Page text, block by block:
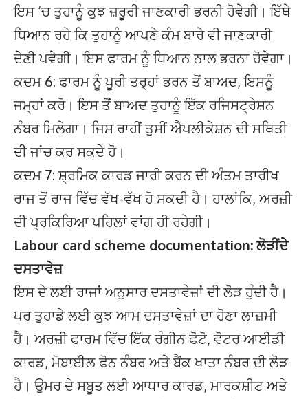
ਇਸ ‘ਚ ਤੁਹਾਨੂੰ ਕੁਝ ਜ਼ਰੂਰੀ ਜਾਣਕਾਰੀ ਭਰਨੀ ਹੋਵੇਗੀ। ਇੱਥੇ
ਧਿਆਨ ਰਹੇ ਕਿ ਤੁਹਾਨੂੰ ਆਪਣੇ ਕੰਮ ਬਾਰੇ ਵੀ ਜਾਣਕਾਰੀ
ਦੇਣੀ ਪਵੇਗੀ। ਇਸ ਫਾਰਮ ਨੂੰ ਧਿਆਨ ਨਾਲ ਭਰਨਾ ਹੋਵੇਗਾ।
ਕਦਮ 6: ਫਾਰਮ ਨੂੰ ਪੂਰੀ ਤਰ੍ਹਾਂ ਭਰਨ ਤੋਂ ਬਾਅਦ, ਇਸਨੂੰ
ਜਮ੍ਹਾਂ ਕਰੋ। ਇਸ ਤੋਂ ਬਾਅਦ ਤੁਹਾਨੂੰ ਇੱਕ ਰਜਿਸਟ੍ਰੇਸ਼ਨ
ਨੰਬਰ ਮਿਲੇਗਾ। ਜਿਸ ਰਾਹੀਂ ਤੁਸੀਂ ਐਪਲੀਕੇਸ਼ਨ ਦੀ ਸਥਿਤੀ
ਦੀ ਜਾਂਚ ਕਰ ਸਕਦੇ ਹੋ।
ਕਦਮ 7: ਸ਼੍ਰਮਿਕ ਕਾਰਡ ਜਾਰੀ ਕਰਨ ਦੀ ਅੰਤਮ ਤਾਰੀਖ
ਰਾਜ ਤੋਂ ਰਾਜ ਵਿੱਚ ਵੱਖ-ਵੱਖ ਹੋ ਸਕਦੀ ਹੈ। ਹਾਲਾਂਕਿ, ਅਰਜ਼ੀ
ਦੀ ਪ੍ਰਕਿਰਿਆ ਪਹਿਲਾਂ ਵਾਂਗ ਹੀ ਰਹੇਗੀ।
Labour card scheme documentation: ਲੋੜੀਂਦੇ
ਦਸਤਾਵੇਜ਼
ਇਸ ਦੇ ਲਈ ਰਾਜਾਂ ਅਨੁਸਾਰ ਦਸਤਾਵੇਜ਼ਾਂ ਦੀ ਲੋੜ ਹੁੰਦੀ ਹੈ।
ਪਰ ਤੁਹਾਡੇ ਲਈ ਕੁਝ ਆਮ ਦਸਤਾਵੇਜ਼ਾਂ ਦਾ ਹੋਣਾ ਲਾਜ਼ਮੀ
ਹੈ। ਅਰਜ਼ੀ ਫਾਰਮ ਵਿੱਚ ਇੱਕ ਰੰਗੀਨ ਫੋਟੋ, ਵੋਟਰ ਆਈਡੀ
ਕਾਰਡ, ਮੋਬਾਈਲ ਫੋਨ ਨੰਬਰ ਅਤੇ ਬੈਂਕ ਖਾਤਾ ਨੰਬਰ ਦੀ ਲੋੜ
ਹੈ। ਉਮਰ ਦੇ ਸਬੂਤ ਲਈ ਆਧਾਰ ਕਾਰਡ, ਮਾਰਕਸ਼ੀਟ ਅਤੇ